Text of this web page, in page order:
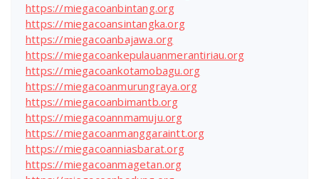
https://miegacoanbintang.org
https://miegacoansintangka.org
https://miegacoanbajawa.org
https://miegacoankepulauanmerantiriau.org
https://miegacoankotamobagu.org
https://miegacoanmurungraya.org
https://miegacoanbimantb.org
https://miegacoannmamuju.org
https://miegacoanmanggaraintt.org
https://miegacoanniasbarat.org
https://miegacoanmagetan.org